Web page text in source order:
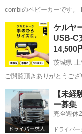
combiのベビーカーです。
りに…
兵庫 尼崎市 塚口駅
ケルヤ
USB-
14,500
茨城県 上
ご閲覧頂きありがとうございます。 スポーツやアウ
は、『帰るまえに、10秒
に優れた手のひらサイズ
放っておいた泥汚れに、い
茨城 那珂市 上菅
【未経
ー募集
完全週休
ドライバー